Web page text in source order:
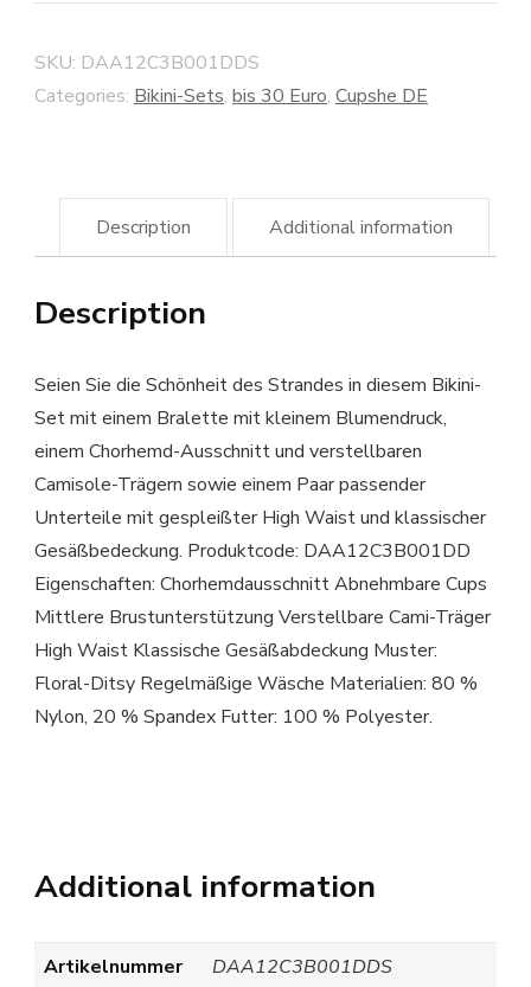
SKU: DAA12C3B001DDS
Categories: Bikini-Sets, bis 30 Euro, Cupshe DE
Description Additional information
Description
Seien Sie die Schönheit des Strandes in diesem Bikini-
Set mit einem Bralette mit kleinem Blumendruck,
einem Chorhemd-Ausschnitt und verstellbaren
Camisole-Trägern sowie einem Paar passender
Unterteile mit gespleißter High Waist und klassischer
Gesäßbedeckung. Produktcode: DAA12C3B001DD
Eigenschaften: Chorhemdausschnitt Abnehmbare Cups
Mittlere Brustunterstützung Verstellbare Cami-Träger
High Waist Klassische Gesäßabdeckung Muster:
Floral-Ditsy Regelmäßige Wäsche Materialien: 80 %
Nylon, 20 % Spandex Futter: 100 % Polyester.
Additional information
Artikelnummer
DAA12C3B001DDS